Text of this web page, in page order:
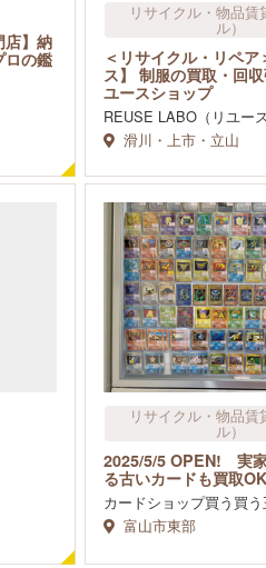
タ
店】納
ロの鑑
リサイクル・物品賃
ル）
＜リサイクル・リペア
ス】 制服の買取・回
ユースショップ
REUSE LABO（リユー
滑川・上市・立山
タ
リサイクル・物品賃
ル）
古着・リサイクル
ゲームセンター
2025/5/5 OPEN! 実
る古いカードも買取OK
カードショップ買う買
富山市東部